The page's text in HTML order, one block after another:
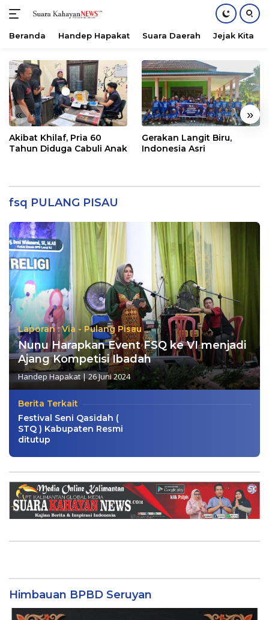
konten
Beranda Handep Hapakat Suara Daerah Jejak Kita
« »
Akibat Khilaf, Pria 60
Tahun Diduga Cabuli Anak
Gerakan Langit Biru,
Indonesia Asri
fsq PULANG PISAU
Laporan : Via - Pulang Pisau
Nunu Harapkan Event FSQ ke VI menjadi
Ajang Kompetisi Ibadah
Handep Hapakat|26 Juni 2024
Berita Terkait
Festival Seni Qasidah (
STQ ) Kabupaten Resmi
ditutup
Himbauan BPBD Seruyan